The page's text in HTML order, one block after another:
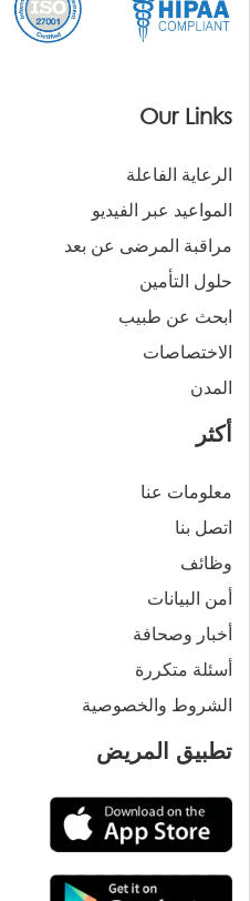
Our Links
الرعاية الفاعلة
المواعيد عبر الفيديو
مراقبة المرضى عن بعد
حلول التأمين
ابحث عن طبيب
الاختصاصات
المدن
أكثر
معلومات عنا
اتصل بنا
وظائف
أمن البيانات
أخبار وصحافة
أسئلة متكررة
الشروط والخصوصية
تطبيق المريض